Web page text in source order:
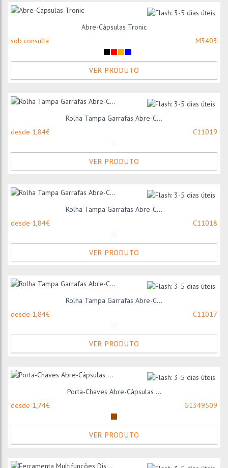
Abre-Cápsulas Tronic
sob consulta
M3403
VER PRODUTO
Rolha Tampa Garrafas Abre-C...
desde 1,84€
C11019
VER PRODUTO
Rolha Tampa Garrafas Abre-C...
desde 1,84€
C11018
VER PRODUTO
Rolha Tampa Garrafas Abre-C...
desde 1,84€
C11017
VER PRODUTO
Porta-Chaves Abre-Cápsulas ...
desde 1,74€
G1349509
VER PRODUTO